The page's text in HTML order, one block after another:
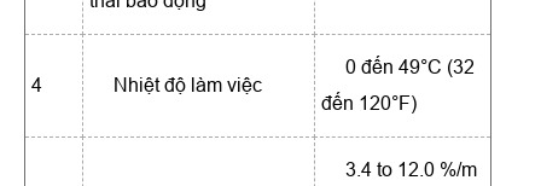
4 Nhiệt độ làm việc
0 đến 49°C (32
đến 120°F)
3.4 to 12.0 %/m